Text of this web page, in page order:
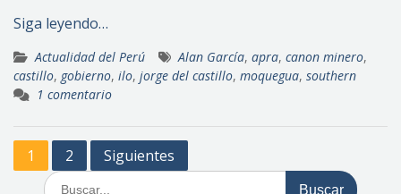
Siga leyendo…
Actualidad del Perú Alan García, apra, canon minero,
castillo, gobierno, ilo, jorge del castillo, moquegua, southern
1 comentario
Paginación
1 2 Siguientes
Buscar: